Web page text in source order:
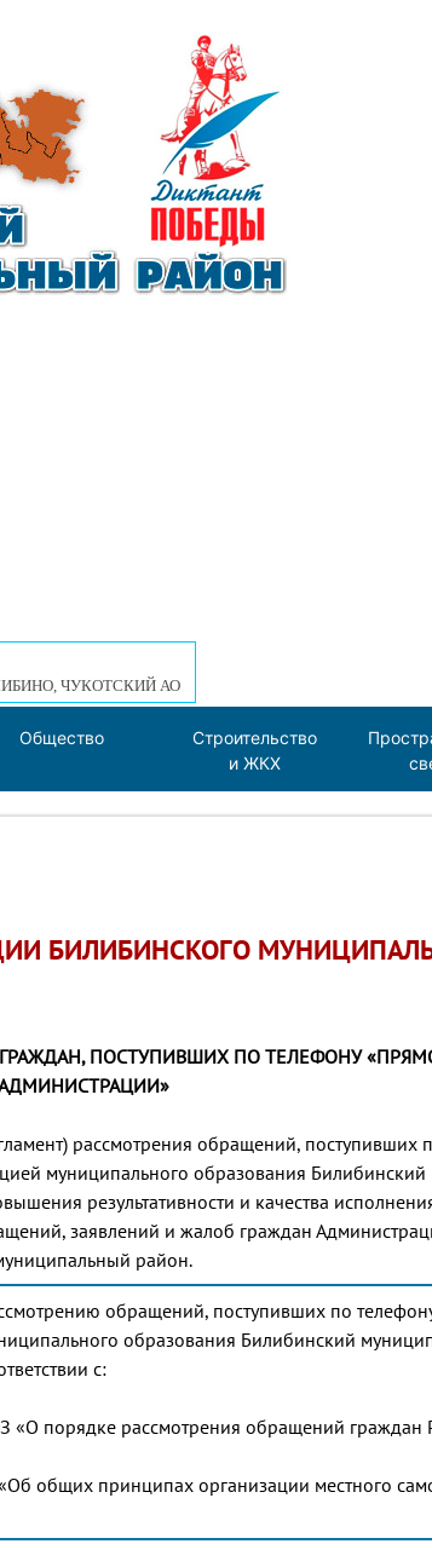
ЧУКОТСКИЙ АО
Общество
Строительство
и ЖКХ
БИЛИБИНСКОГО
ПОСТУПИВШИХ ПО ТЕЛЕФОНУ
рассмотрения обращений, поступивших
муниципального образования Билибинский
результативности и качества
заявлений и жалоб граждан
район.
обращений, поступивших по
образования Билибинский
с:
порядке рассмотрения обращений граждан
общих принципах организации местного